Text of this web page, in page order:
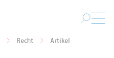
Recht Artikel